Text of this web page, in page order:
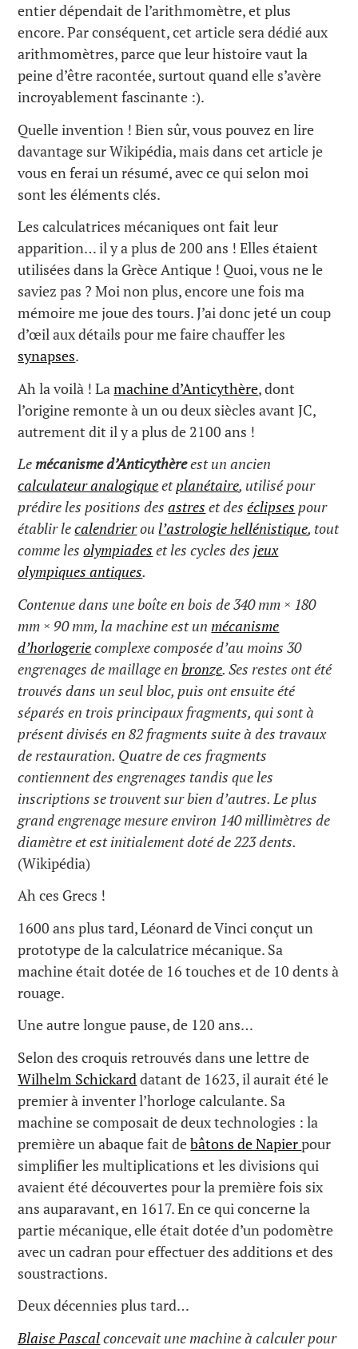
entier dépendait de l’arithmomètre, et plus
encore. Par conséquent, cet article sera dédié aux
arithmomètres, parce que leur histoire vaut la
peine d’être racontée, surtout quand elle s’avère
incroyablement fascinante :).
Quelle invention ! Bien sûr, vous pouvez en lire
davantage sur Wikipédia, mais dans cet article je
vous en ferai un résumé, avec ce qui selon moi
sont les éléments clés.
Les calculatrices mécaniques ont fait leur
apparition… il y a plus de 200 ans ! Elles étaient
utilisées dans la Grèce Antique ! Quoi, vous ne le
saviez pas ? Moi non plus, encore une fois ma
mémoire me joue des tours. J’ai donc jeté un coup
d’œil aux détails pour me faire chauffer les
synapses.
Ah la voilà ! Lamachine d’Anticythère, dont
l’origine remonte à un ou deux siècles avant JC,
autrement dit il y a plus de 2100 ans !
Lemécanisme d’Anticythèreest un ancien
calculateur analogiqueetplanétaire, utilisé pour
prédire les positions desastres et deséclipses pour
établir lecalendrieroul’astrologie hellénistique, tout
comme lesolympiades et les cycles desjeux
olympiques antiques.
Contenue dans une boîte en bois de 340 mm × 180
mm × 90 mm, la machine est unmécanisme
d’horlogeriecomplexe composée d’au moins 30
engrenages de maillage enbronze. Ses restes ont été
trouvés dans un seul bloc, puis ont ensuite été
séparés en trois principaux fragments, qui sont à
présent divisés en 82 fragments suite à des travaux
de restauration. Quatre de ces fragments
contiennent des engrenages tandis que les
inscriptions se trouvent sur bien d’autres. Le plus
grand engrenage mesure environ 140 millimètres de
diamètre et est initialement doté de 223 dents.
(Wikipédia)
Ah ces Grecs !
1600 ans plus tard, Léonard de Vinci conçut un
prototype de la calculatrice mécanique. Sa
machine était dotée de 16 touches et de 10 dents à
rouage.
Une autre longue pause, de 120 ans…
Selon des croquis retrouvés dans une lettre de
Wilhelm Schickarddatant de 1623, il aurait été le
premier à inventer l’horloge calculante. Sa
machine se composait de deux technologies : la
première un abaque fait debâtons de Napierpour
simplifier les multiplications et les divisions qui
avaient été découvertes pour la première fois six
ans auparavant, en 1617. En ce qui concerne la
partie mécanique, elle était dotée d’un podomètre
avec un cadran pour effectuer des additions et des
soustractions.
Deux décennies plus tard…
Blaise Pascalconcevait une machine à calculer pour